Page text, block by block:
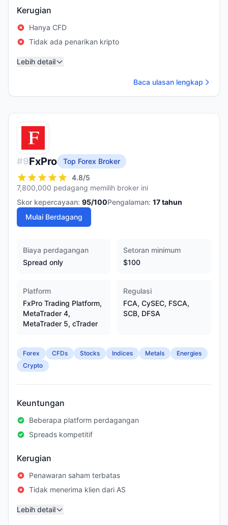
Kerugian
Hanya CFD
Tidak ada penarikan kripto
Lebih detail
Baca ulasan lengkap
#9FxPro
Top Forex Broker
4.8/5
7,800,000 pedagang memilih broker ini
Skor kepercayaan: 95/100Pengalaman: 17tahun
Mulai Berdagang
Biaya perdagangan
Spread only
Setoran minimum
$100
Platform
FxPro Trading Platform,
MetaTrader 4,
MetaTrader 5, cTrader
Regulasi
FCA, CySEC, FSCA,
SCB, DFSA
Forex CFDs Stocks Indices Metals
Energies
Crypto
Keuntungan
Beberapa platform perdagangan
Spreads kompetitif
Kerugian
Penawaran saham terbatas
Tidak menerima klien dari AS
Lebih detail